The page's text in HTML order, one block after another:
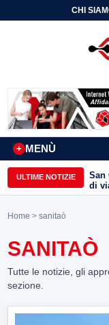
CHI
MENÙ
+
ULTIME NOTIZIE
San
di
Home > sanitaò
SANITAÒ
Tutte le notizie, gli
sezione.